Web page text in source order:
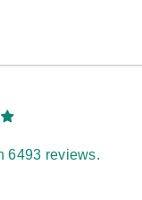
6493 reviews.